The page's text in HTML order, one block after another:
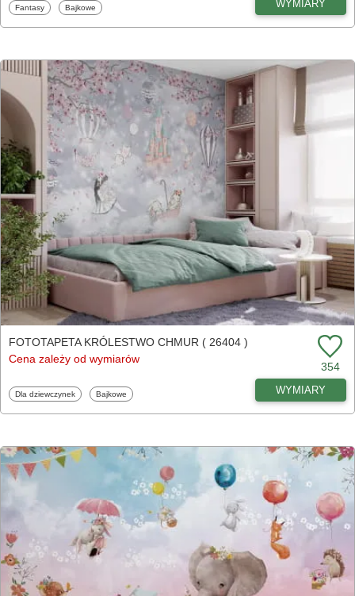
Fototapety
Fantasy Fototapety
Bajkowe WYMIARY
FOTOTAPETA KRÓLESTWO CHMUR ( 26404 )
Cena zależy od wymiarów
354
Fototapety
Dla dziewczynek Fototapety
Bajkowe WYMIARY